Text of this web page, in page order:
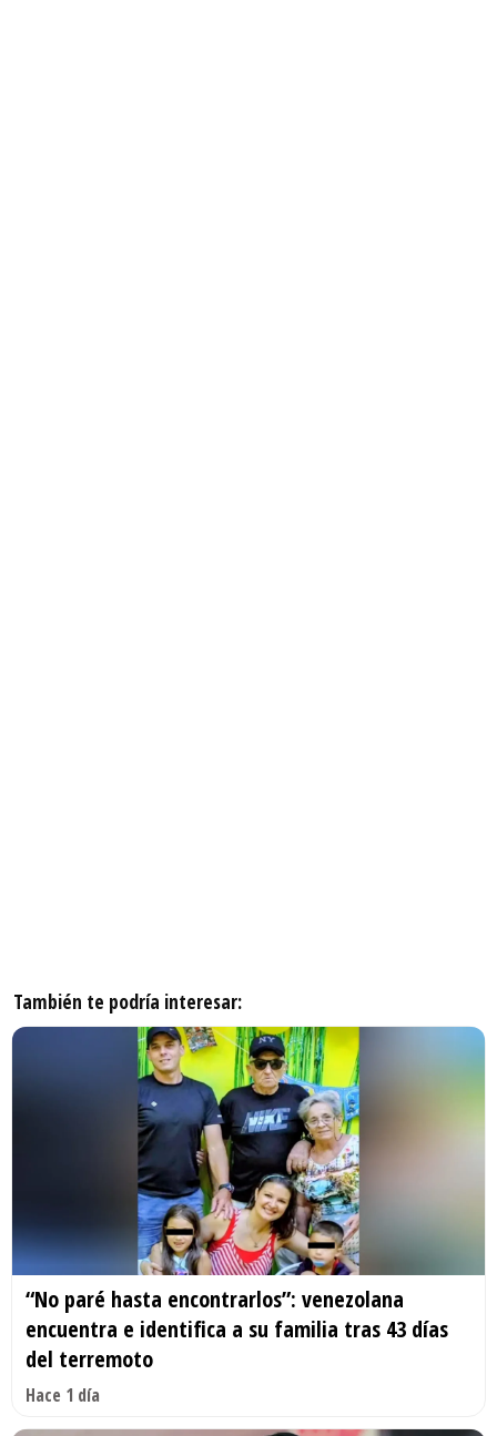
También te podría interesar:
“No paré hasta encontrarlos”: venezolana
encuentra e identifica a su familia tras 43 días
del terremoto
Hace 1 día